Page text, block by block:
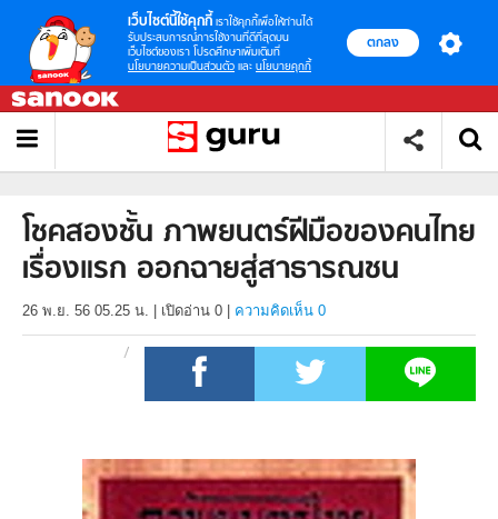
เว็บไซต์นี้ใช้คุกกี้ เราใช้คุกกี้เพื่อให้ท่านได้
รับประสบการณ์การใช้งานที่ดีที่สุดบน
เว็บไซต์ของเรา โปรดศึกษาเพิ่มเติมที่
นโยบายความเป็นส่วนตัว และ นโยบายคุกกี้
ตกลง
โชคสองชั้น ภาพยนตร์ฝีมือของคนไทย
เรื่องแรก ออกฉายสู่สาธารณชน
26 พ.ย. 56 05.25 น. เปิดอ่าน 0 ความคิดเห็น 0